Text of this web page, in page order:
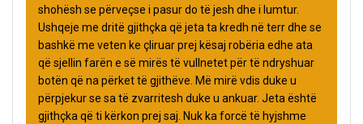
shohësh se përveçse i pasur do të jesh dhe i lumtur.
Ushqeje me dritë gjithçka që jeta ta kredh në terr dhe se
bashkë me veten ke çliruar prej kësaj robëria edhe ata
që sjellin farën e së mirës të vullnetet për të ndryshuar
botën që na përket të gjithëve. Më mirë vdis duke u
përpjekur se sa të zvarritesh duke u ankuar. Jeta është
gjithçka që ti kërkon prej saj. Nuk ka forcë të hyjshme